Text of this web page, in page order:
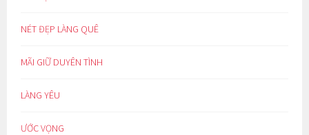
NÉT ĐẸP LÀNG QUÊ
MÃI GIỮ DUYÊN TÌNH
LÀNG YÊU
ƯỚC VỌNG